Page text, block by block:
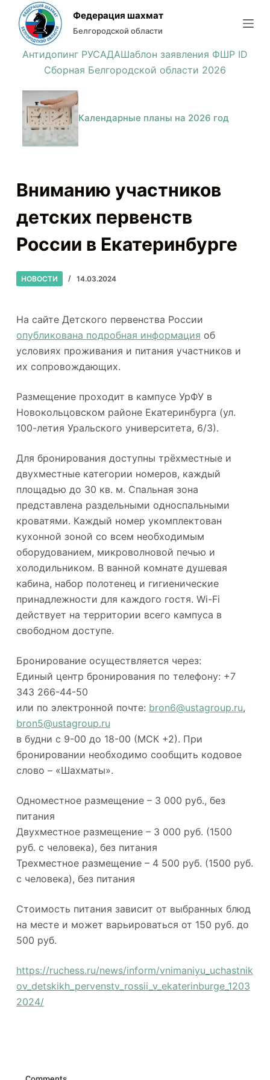
и
Федерация шахмат
Белгородской области
Антидопинг РУСАДАШаблон заявления ФШР ID
Сборная Белгородской области 2026
Календарные планы на 2026 год
Вниманию участников
детских первенств
России в Екатеринбурге
НОВОСТИ 14.03.2024
На сайте Детского первенства России
опубликована подробная информация об
условиях проживания и питания участников и
их сопровождающих.
Размещение проходит в кампусе УрФУ в
Новокольцовском районе Екатеринбурга (ул.
100-летия Уральского университета, 6/3).
Для бронирования доступны трёхместные и
двухместные категории номеров, каждый
площадью до 30 кв. м. Спальная зона
представлена раздельными односпальными
кроватями. Каждый номер укомплектован
кухонной зоной со всем необходимым
оборудованием, микроволновой печью и
холодильником. В ванной комнате душевая
кабина, набор полотенец и гигиенические
принадлежности для каждого гостя. Wi-Fi
действует на территории всего кампуса в
свободном доступе.
Бронирование осуществляется через:
Единый центр бронирования по телефону: +7
343 266-44-50
или по электронной почте: bron6@ustagroup.ru,
bron5@ustagroup.ru
в будни с 9-00 до 18-00 (МСК +2). При
бронировании необходимо сообщить кодовое
слово – «Шахматы».
Одноместное размещение – 3 000 руб., без
питания
Двухместное размещение – 3 000 руб. (1500
руб. с человека), без питания
Трехместное размещение – 4 500 руб. (1500 руб.
с человека), без питания
Стоимость питания зависит от выбранных блюд
на месте и может варьироваться от 150 руб. до
500 руб.
https://ruchess.ru/news/inform/vnimaniyu_uchastnik
ov_detskikh_pervenstv_rossii_v_ekaterinburge_1203
2024/